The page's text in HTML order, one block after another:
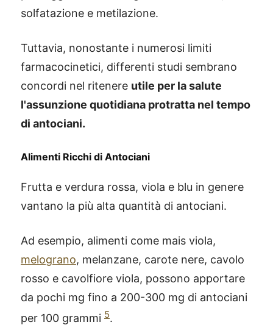
solfatazione e metilazione.
Tuttavia, nonostante i numerosi limiti
farmacocinetici, differenti studi sembrano
concordi nel ritenere utile per la salute
l'assunzione quotidiana protratta nel tempo
di antociani.
Alimenti Ricchi di Antociani
Frutta e verdura rossa, viola e blu in genere
vantano la più alta quantità di antociani.
Ad esempio, alimenti come mais viola,
melograno, melanzane, carote nere, cavolo
rosso e cavolfiore viola, possono apportare
da pochi mg fino a 200-300 mg di antociani
per 100 grammi 5.